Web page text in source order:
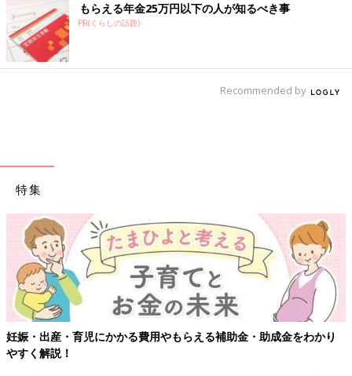
もらえる年金25万円以下の人が知るべき事
PR(くらしの話題)
Recommended by
特集
助成金をわかり
【ワクチン接種できるものも】妊婦の感染症対